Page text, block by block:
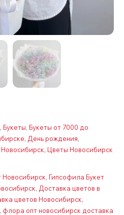
, Букеты, Букеты от 7000 до
, День рождения,
, Цветы Новосибирск
Новосибирск, Гипсофила Букет
, Доставка цветов в
цветов Новосибирск,
, флора опт новосибирск доставка